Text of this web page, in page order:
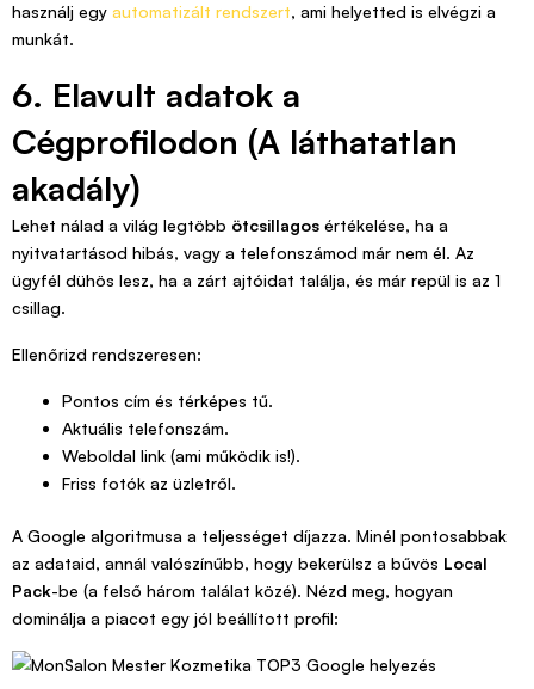
használj egy automatizált rendszert, ami helyetted is elvégzi a
munkát.
6. Elavult adatok a
Cégprofilodon (A láthatatlan
akadály)
Lehet nálad a világ legtöbb ötcsillagos értékelése, ha a
nyitvatartásod hibás, vagy a telefonszámod már nem él. Az
ügyfél dühös lesz, ha a zárt ajtóidat találja, és már repül is az 1
csillag.
Ellenőrizd rendszeresen:
Pontos cím és térképes tű.
Aktuális telefonszám.
Weboldal link (ami működik is!).
Friss fotók az üzletről.
A Google algoritmusa a teljességet díjazza. Minél pontosabbak
az adataid, annál valószínűbb, hogy bekerülsz a bűvös Local
Pack-be (a felső három találat közé). Nézd meg, hogyan
dominálja a piacot egy jól beállított profil: